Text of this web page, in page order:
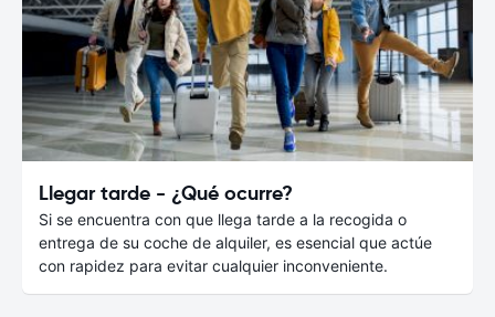
Llegar tarde - ¿Qué ocurre?
Si se encuentra con que llega tarde a la recogida o
entrega de su coche de alquiler, es esencial que actúe
con rapidez para evitar cualquier inconveniente.